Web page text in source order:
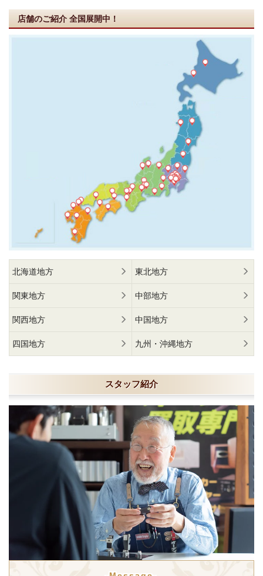
店舗のご紹介 全国展開中！
北海道地方 東北地方
関東地方 中部地方
関西地方 中国地方
四国地方 九州・沖縄地方
スタッフ紹介